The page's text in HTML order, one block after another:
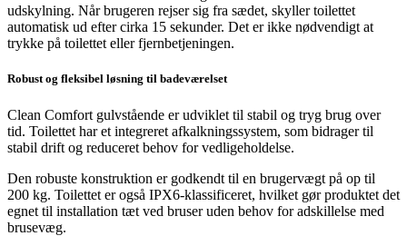
udskylning. Når brugeren rejser sig fra sædet, skyller toilettet
automatisk ud efter cirka 15 sekunder. Det er ikke nødvendigt at
trykke på toilettet eller fjernbetjeningen.
Robust og fleksibel løsning til badeværelset
Clean Comfort gulvstående er udviklet til stabil og tryg brug over
tid. Toilettet har et integreret afkalkningssystem, som bidrager til
stabil drift og reduceret behov for vedligeholdelse.
Den robuste konstruktion er godkendt til en brugervægt på op til
200 kg. Toilettet er også IPX6-klassificeret, hvilket gør produktet det
egnet til installation tæt ved bruser uden behov for adskillelse med
brusevæg.